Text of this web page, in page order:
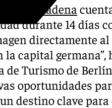
Benalmádena
durante 14
directamente
la capital
de Turismo de
oportunidades
un destino clave